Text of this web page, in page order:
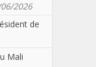
2026
de
Mali